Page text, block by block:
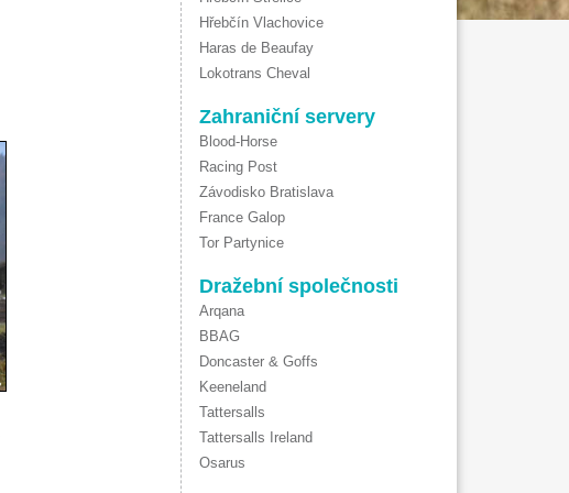
Hřebčín Vlachovice
Haras de Beaufay
Lokotrans Cheval
Zahraniční servery
Blood-Horse
Racing Post
Závodisko Bratislava
France Galop
Tor Partynice
Dražební společnosti
Arqana
BBAG
Doncaster & Goffs
Keeneland
Tattersalls
Tattersalls Ireland
Osarus